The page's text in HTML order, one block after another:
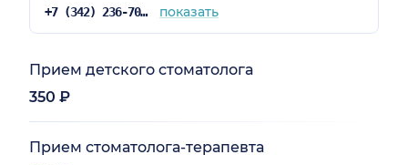
+7 (342) 236-70-36 показать
Прием детского стоматолога
350 ₽
Прием стоматолога-терапевта